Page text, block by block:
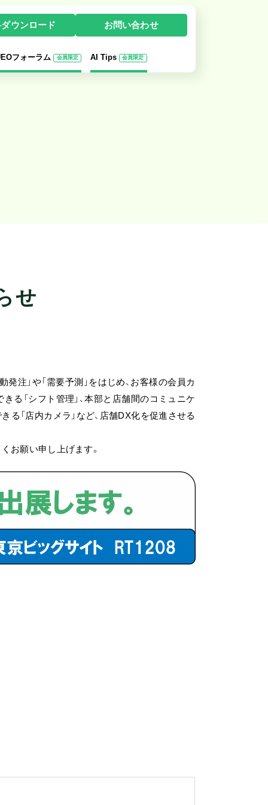
フォーラム 会員限定 AI Tips 会員限定
ウンロード お問い合わせ
せ
注」や「需要予測」をはじめ、お客様の会員カ
る「シフト管理」、本部と店舗間のコミュニケ
「店内カメラ」など、店舗DX化を促進させる
お願い申し上げます。